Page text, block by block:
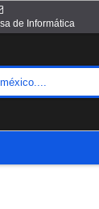
de Informática